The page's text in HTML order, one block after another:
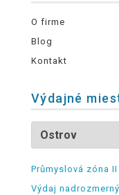
O firme
Blog
Kontakt
Výdajné
Průmyslová zóna
Výdaj